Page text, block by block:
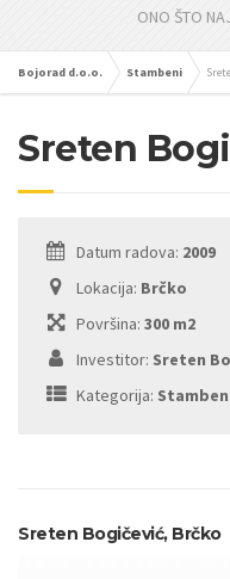
ONO ŠTO
Bojorad d.o.o. Stambeni
Sreten
Datum radova: 2009
Lokacija: Brčko
Površina: 300 m2
Investitor: Sreten
Kategorija:
Sreten Bogičević, Brčko